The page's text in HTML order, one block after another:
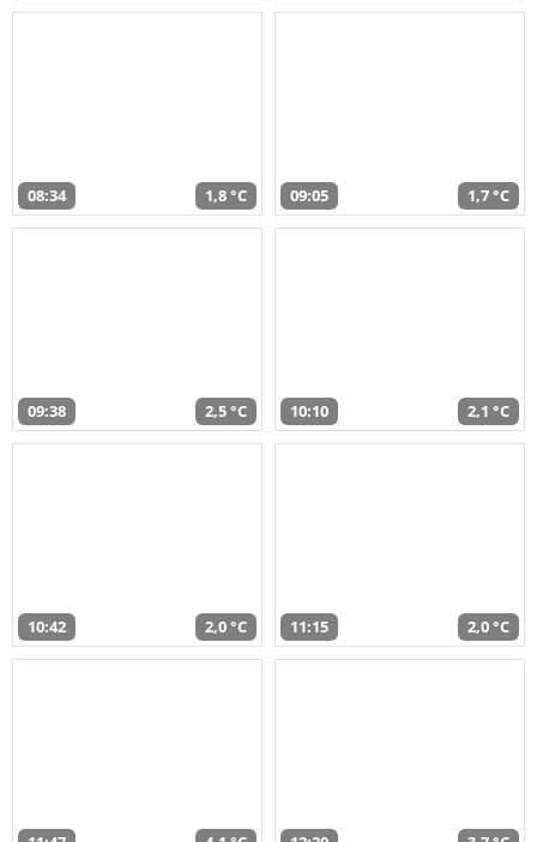
08:34 1,8 °C 09:05 1,7 °C
09:38 2,5 °C 10:10 2,1 °C
10:42 2,0 °C 11:15 2,0 °C